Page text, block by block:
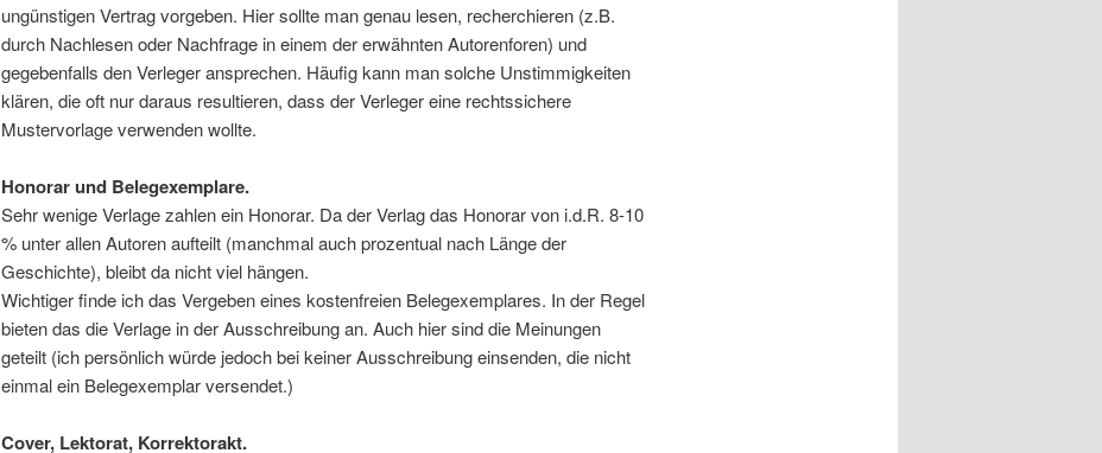
ungünstigen Vertrag vorgeben. Hier sollte man genau lesen, recherchieren (z.B.
durch Nachlesen oder Nachfrage in einem der erwähnten Autorenforen) und
gegebenfalls den Verleger ansprechen. Häufig kann man solche Unstimmigkeiten
klären, die oft nur daraus resultieren, dass der Verleger eine rechtssichere
Mustervorlage verwenden wollte.
Honorar und Belegexemplare.
Sehr wenige Verlage zahlen ein Honorar. Da der Verlag das Honorar von i.d.R. 8-10
% unter allen Autoren aufteilt (manchmal auch prozentual nach Länge der
Geschichte), bleibt da nicht viel hängen.
Wichtiger finde ich das Vergeben eines kostenfreien Belegexemplares. In der Regel
bieten das die Verlage in der Ausschreibung an. Auch hier sind die Meinungen
geteilt (ich persönlich würde jedoch bei keiner Ausschreibung einsenden, die nicht
einmal ein Belegexemplar versendet.)
Cover, Lektorat, Korrektorakt.